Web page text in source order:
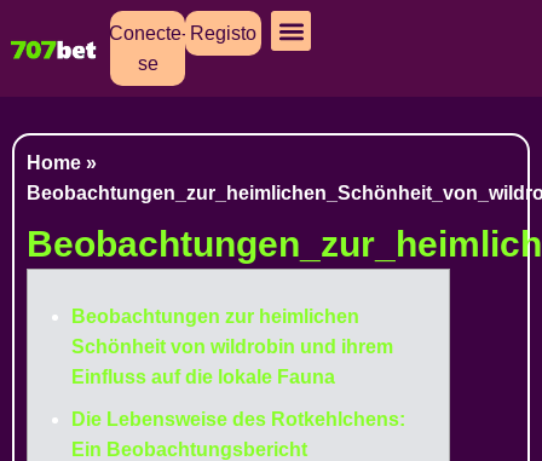
Conecte-
se
Registo
Home »
Beobachtungen zur heimlichen
Schönheit von wildrobin und ihrem
Einfluss auf die lokale Fauna
Die Lebensweise des Rotkehlchens:
Ein Beobachtungsbericht